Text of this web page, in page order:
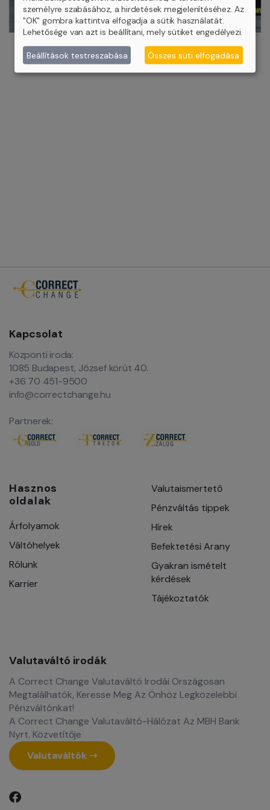
Kapcsolat
Központi iroda:
1085 Budapest, József körút 40.
+36 70 451-9500
info@correctchange.hu
Partnerek:
Hasznos
oldalak
Árfolyamok
Váltóhelyek
Rólunk
Karrier
Valutaismertető
Pénzváltás tippek
Hírek
Befektetési Arany
Gyakran ismételt
kérdések
Tájékoztatók
Valutaváltó irodák
A Correct Change Valutaváltó Irodái Országosan
Megtalálhatók, Keresse Meg Az Önhöz Legközelebbi
Pénzváltónkat!
A Correct Change Valutaváltó-Hálózat Az MBH Bank
Nyrt. Közvetítője
Valutaváltók ➝
személyre szabásához, a hirdetések megjelenítéséhez. Az
"OK" gombra kattintva elfogadja a sütik használatát.
Lehetősége van azt is beállítani, mely sütiket engedélyezi.
Beállítások testreszabása Összes süti elfogadása